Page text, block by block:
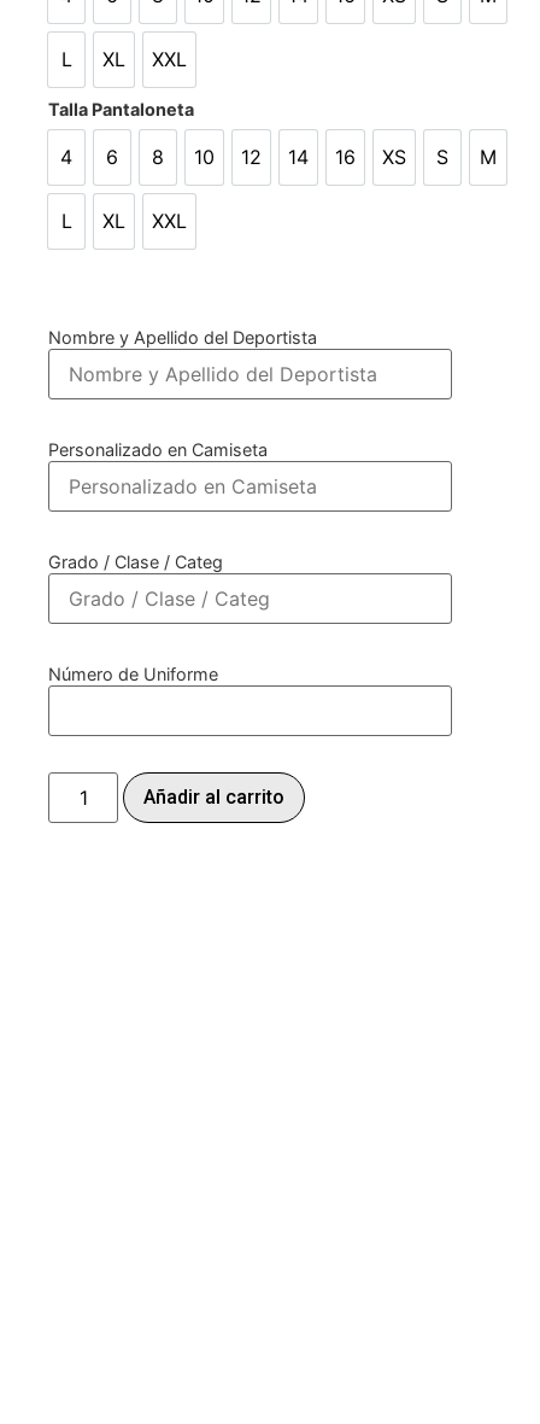
8 XS S
L XL XXL
Talla Pantaloneta
4 6 8
8
10 12 14 16 XS
XS
S
S
M
L XL XXL
Nombre y Apellido del Deportista
Personalizado en Camiseta
Grado / Clase / Categ
Número de Uniforme
Añadir al carrito